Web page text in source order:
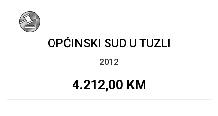
OPĆINSKI SUD U TUZLI
2012
4.212,00 KM